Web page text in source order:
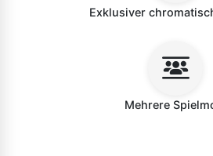
Exklusiver
Mehrere